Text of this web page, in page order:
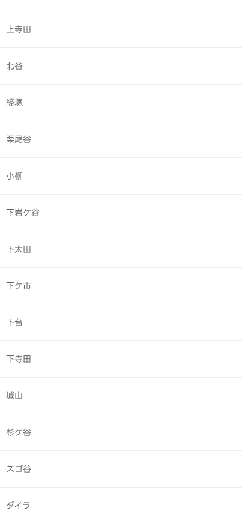
上寺田
北谷
経塚
栗尾谷
小柳
下岩ケ谷
下太田
下ケ市
下台
下寺田
城山
杉ケ谷
スゴ谷
ダイラ